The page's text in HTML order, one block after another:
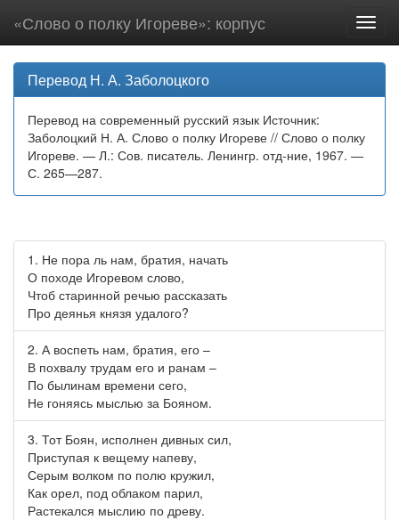
«Слово о полку Игореве»: корпус
Перевод Н. А. Заболоцкого
Перевод на современный русский язык Источник:
Заболоцкий Н. А. Слово о полку Игореве // Слово о полку
Игореве. — Л.: Сов. писатель. Ленингр. отд-ние, 1967. —
С. 265—287.
1. Не пора ль нам, братия, начать
О походе Игоревом слово,
Чтоб старинной речью рассказать
Про деянья князя удалого?
2. А воспеть нам, братия, его –
В похвалу трудам его и ранам –
По былинам времени сего,
Не гоняясь мыслью за Бояном.
3. Тот Боян, исполнен дивных сил,
Приступая к вещему напеву,
Серым волком по полю кружил,
Как орел, под облаком парил,
Растекался мыслию по древу.